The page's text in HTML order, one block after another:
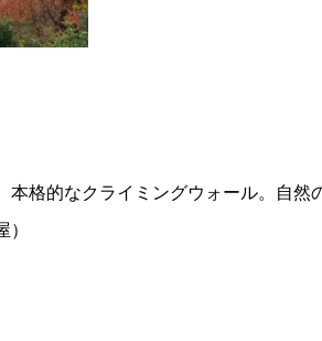
格的なクライミングウォール。自然